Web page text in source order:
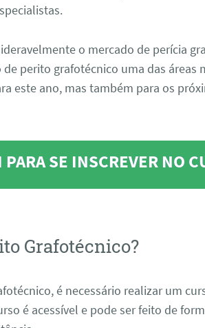
o mercado de perícia
perito grafotécnico uma das áreas
este ano, mas também para os
SE INSCREVER NO
Grafotécnico?
é necessário realizar um
é acessível e pode ser feito de